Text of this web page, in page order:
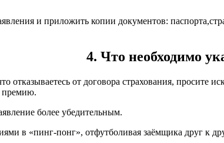
и приложить копии документов:
4. Что необходимо
отказываетесь от договора страхования,
премию.
более убедительным.
в «пинг-понг», отфутболивая заёмщика друг к